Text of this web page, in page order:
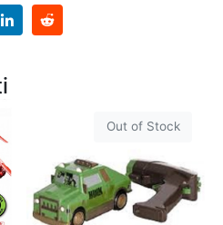
Out of Stock